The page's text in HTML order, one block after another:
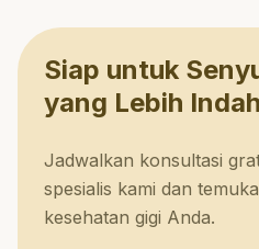
Siap untuk
yang Lebih
Jadwalkan konsultasi
spesialis kami dan
kesehatan gigi Anda.